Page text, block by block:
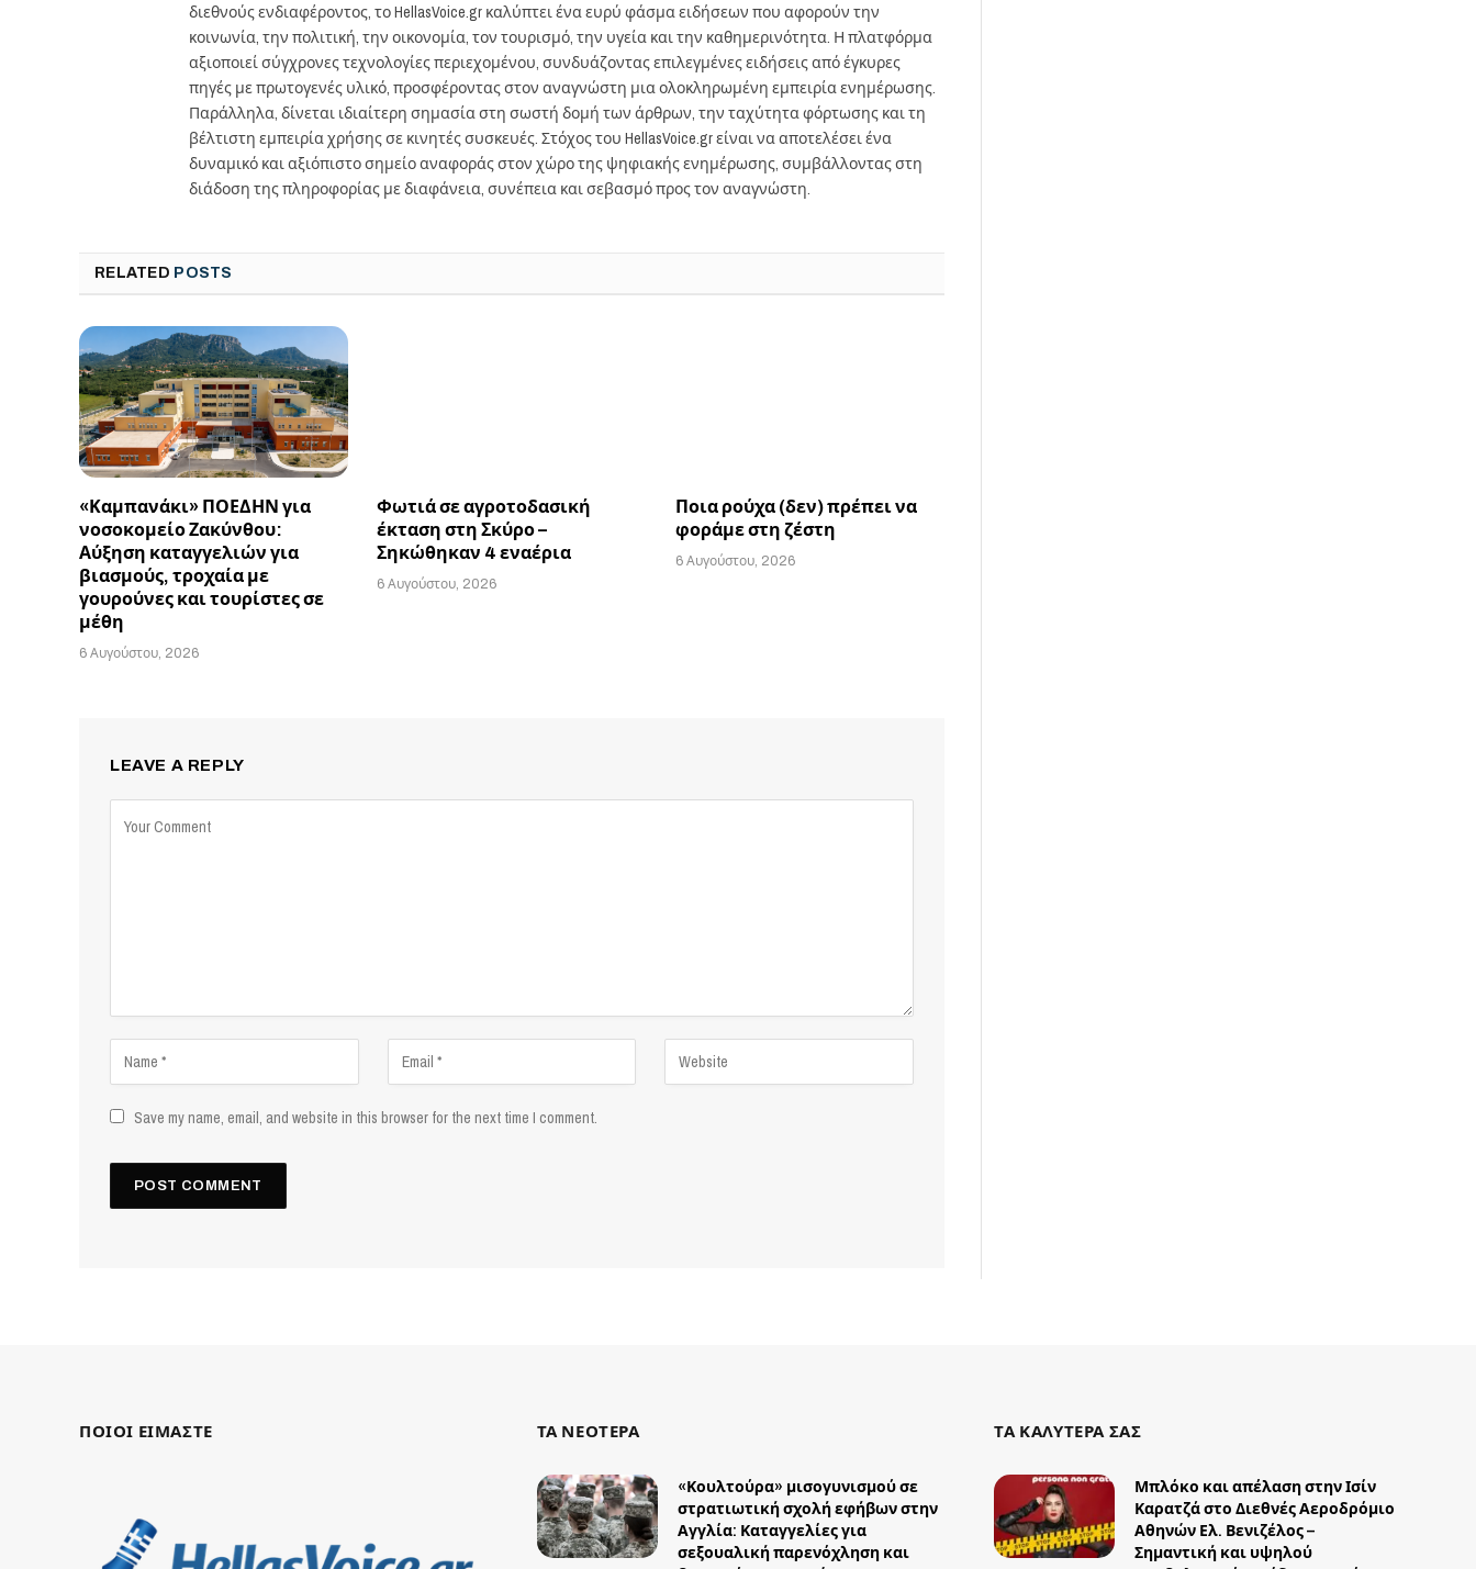
διεθνούς ενδιαφέροντος, το HellasVoice.gr καλύπτει ένα ευρύ φάσμα ειδήσεων που αφορούν την
κοινωνία, την πολιτική, την οικονομία, τον τουρισμό, την υγεία και την καθημερινότητα. Η πλατφόρμα
αξιοποιεί σύγχρονες τεχνολογίες περιεχομένου, συνδυάζοντας επιλεγμένες ειδήσεις από έγκυρες
πηγές με πρωτογενές υλικό, προσφέροντας στον αναγνώστη μια ολοκληρωμένη εμπειρία ενημέρωσης.
Παράλληλα, δίνεται ιδιαίτερη σημασία στη σωστή δομή των άρθρων, την ταχύτητα φόρτωσης και τη
βέλτιστη εμπειρία χρήσης σε κινητές συσκευές. Στόχος του HellasVoice.gr είναι να αποτελέσει ένα
δυναμικό και αξιόπιστο σημείο αναφοράς στον χώρο της ψηφιακής ενημέρωσης, συμβάλλοντας στη
διάδοση της πληροφορίας με διαφάνεια, συνέπεια και σεβασμό προς τον αναγνώστη.
RELATED POSTS
«Καμπανάκι» ΠΟΕΔΗΝ για
νοσοκομείο Ζακύνθου:
Αύξηση καταγγελιών για
βιασμούς, τροχαία με
γουρούνες και τουρίστες σε
μέθη
6 Αυγούστου, 2026
Φωτιά σε αγροτοδασική
έκταση στη Σκύρο –
Σηκώθηκαν 4 εναέρια
6 Αυγούστου, 2026
Ποια ρούχα (δεν) πρέπει να
φοράμε στη ζέστη
6 Αυγούστου, 2026
LEAVE A REPLY
Save my name, email, and website in this browser for the next time I comment.
ΠΟΙΟΙ ΕΙΜΑΣΤΕ ΤΑ ΝΕΟΤΕΡΑ
«Κουλτούρα» μισογυνισμού σε
στρατιωτική σχολή εφήβων στην
Αγγλία: Καταγγελίες για
σεξουαλική παρενόχληση και
ΤΑ ΚΑΛΥΤΕΡΑ ΣΑΣ
Μπλόκο και απέλαση στην Ισίν
Καρατζά στο Διεθνές Αεροδρόμιο
Αθηνών Ελ. Βενιζέλος –
Σημαντική και υψηλού